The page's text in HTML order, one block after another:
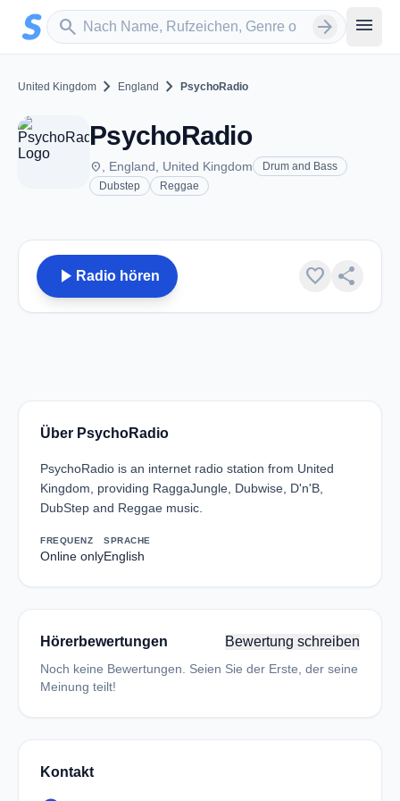
Zum Hauptinhalt springen
search
Sender suchen arrow_forward menu
United Kingdom chevron_right England chevron_right PsychoRadio
PsychoRadio
place , England, United Kingdom
Drum and Bass
Dubstep
Reggae
play_arrow Radio hören favorite share
Über PsychoRadio
PsychoRadio is an internet radio station from United
Kingdom, providing RaggaJungle, Dubwise, D'n'B,
DubStep and Reggae music.
FREQUENZ
Online only
SPRACHE
English
Hörerbewertungen Bewertung schreiben
Noch keine Bewertungen. Seien Sie der Erste, der seine
Meinung teilt!
Kontakt